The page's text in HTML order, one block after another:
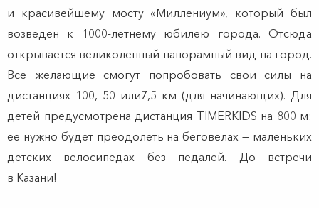
и красивейшему мосту «Миллениум», который был
возведен к 1000-летнему юбилею города. Отсюда
открывается великолепный панорамный вид на город.
Все желающие смогут попробовать свои силы на
дистанциях 100, 50 или7,5 км (для начинающих). Для
детей предусмотрена дистанция TIMERKIDS на 800 м:
ее нужно будет преодолеть на беговелах — маленьких
детских велосипедах без педалей. До встречи
в Казани!